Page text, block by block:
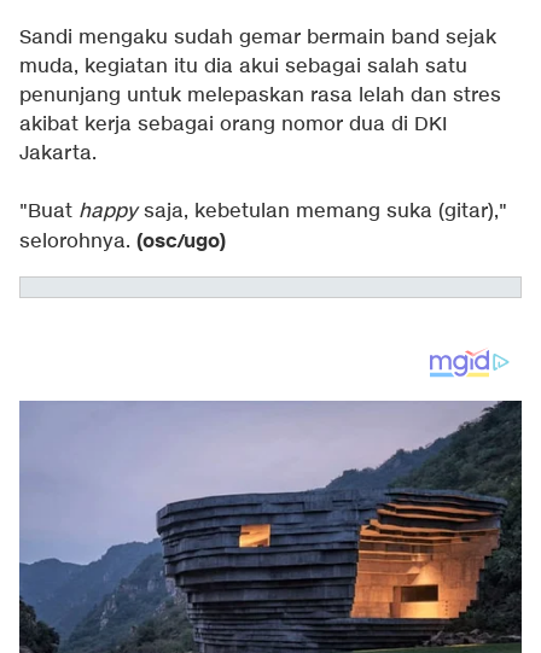
Sandi mengaku sudah gemar bermain band sejak
muda, kegiatan itu dia akui sebagai salah satu
penunjang untuk melepaskan rasa lelah dan stres
akibat kerja sebagai orang nomor dua di DKI
Jakarta.
"Buat happysaja, kebetulan memang suka (gitar),"
selorohnya. (osc/ugo)